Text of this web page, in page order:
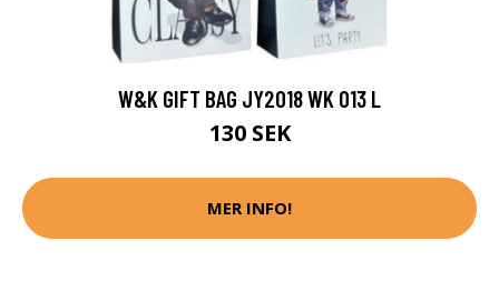
W&K GIFT BAG JY2018 WK 013 L
130 SEK
MER INFO!